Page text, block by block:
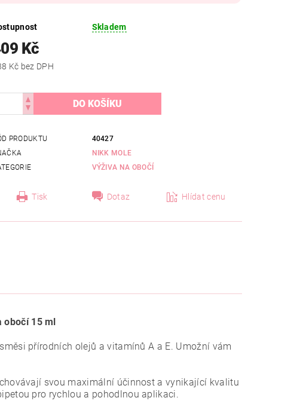
Skladem
Kč
338 Kč bez DPH
PRODUKTU
40427
NIKK MOLE
VÝŽIVA NA OBOČÍ
Tisk Dotaz Hlídat cenu
15 ml
přírodních olejů a vitamínů A a E. Umožní vám
svou maximální účinnost a vynikající kvalitu
pro rychlou a pohodlnou aplikaci.